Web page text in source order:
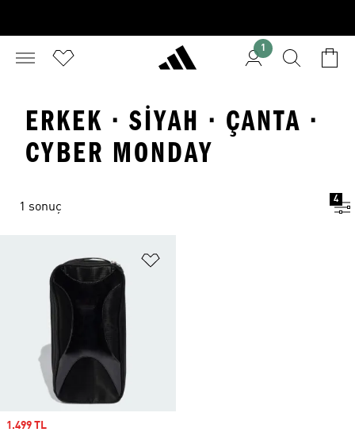
1
ERKEK · SIYAH · ÇANTA ·
CYBER MONDAY
1 sonuç
4
Sale price
1.499 TL